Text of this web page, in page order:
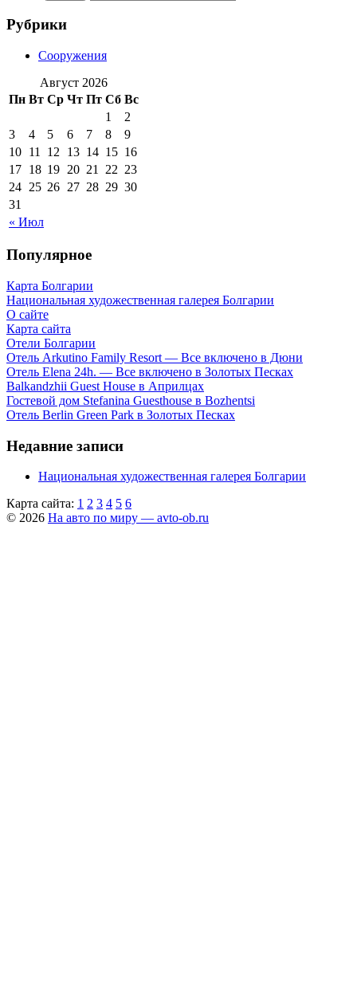
Рубрики
Сооружения
Август 2026
Пн Вт Ср Чт Пт Сб Вс
« Июл
1
2
3
4 5 6 7 8
9
10 11 12 13 14 15 16
17 18 19 20 21 22 23
24 25 26 27 28 29 30
31
Популярное
Карта Болгарии
Национальная художественная галерея Болгарии
О сайте
Карта сайта
Отели Болгарии
Отель Arkutino Family Resort — Все включено в Дюни
Отель Elena 24h. — Все включено в Золотых Песках
Balkandzhii Guest House в Априлцах
Гостевой дом Stefanina Guesthouse в Bozhentsi
Отель Berlin Green Park в Золотых Песках
Недавние записи
Национальная художественная галерея Болгарии
Карта сайта: 1 2 3 4 5 6
© 2026 На авто по миру — avto-ob.ru